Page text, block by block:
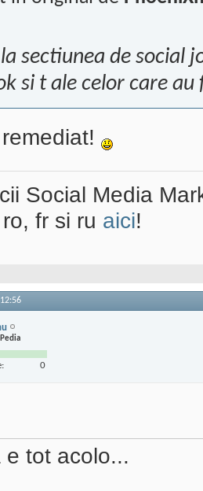
la sectiunea de social
si t ale celor care
Social Media
fr si ru aici!
12:56
0
e tot acolo...